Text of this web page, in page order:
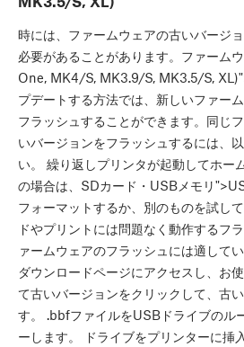
時には、ファームウェアの古いバージ
必要があることがあります。ファーム
One, MK4/S, MK3.9/S, MK3.5/S,
プデートする方法では、新しいファー
フラッシュすることができます。同じ
いバージョンをフラッシュするには、
い。 繰り返しプリンタが起動してホー
の場合は、SDカード・USBメモリ
フォーマットするか、別のものを試し
ドやプリントには問題なく動作するフ
ァームウェアのフラッシュには適して
ダウンロードページにアクセスし、お
て古いバージョンをクリックして、古
す。 .bbfファイルをUSBドライブのル
ーします。 ドライブをプリンターに挿